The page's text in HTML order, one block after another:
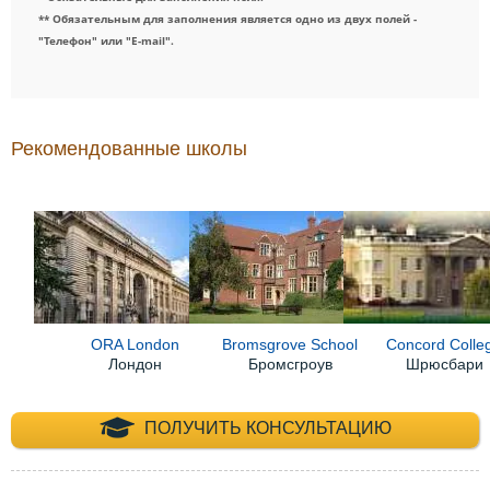
** Обязательным для заполнения является одно из двух полей -
"Телефон" или "E-mail".
Рекомендованные школы
ORA London
Лондон
Bromsgrove School
Бромсгроув
Concord
Шрюсбари
ПОЛУЧИТЬ КОНСУЛЬТАЦИЮ
+7 (495) 660-35-